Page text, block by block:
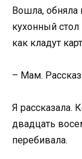
Вошла, обняла
кухонный
как кладут
– Мам.
Я рассказала.
двадцать
перебивала.